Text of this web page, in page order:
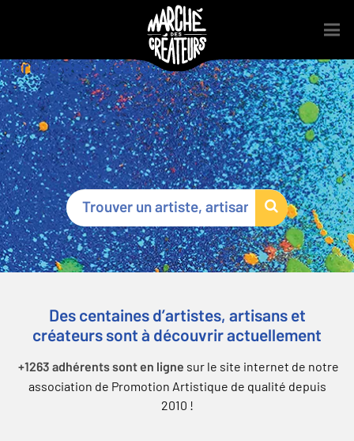
Marché des Créateurs®
Des centaines d’artistes, artisans et
créateurs sont à découvrir actuellement
+1263 adhérents sont en ligne sur le site internet de notre
association de Promotion Artistique de qualité depuis
2010 !